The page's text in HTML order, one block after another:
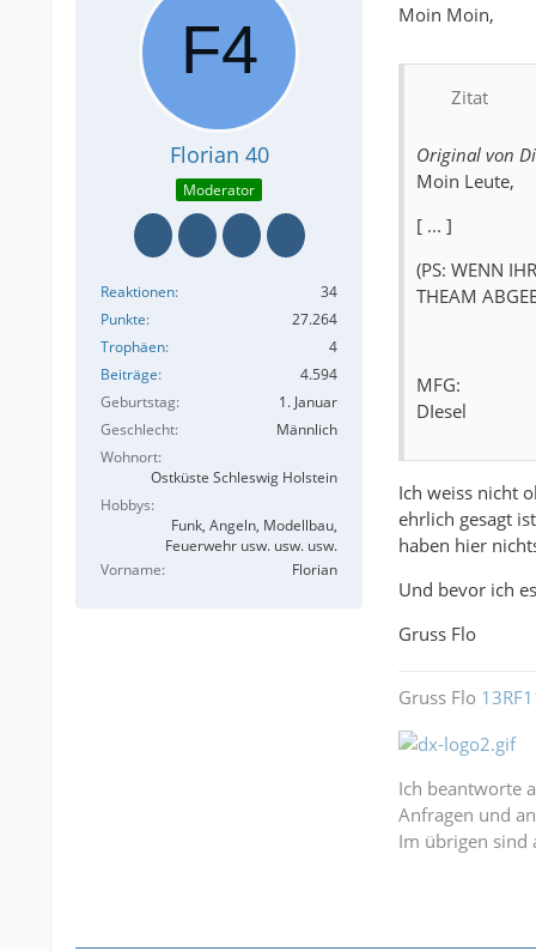
Florian 40
Moderator
Reaktionen
34
Punkte
27.264
Trophäen
4
Beiträge
4.594
Geburtstag
1. Januar
Geschlecht
Männlich
Wohnort
Ostküste Schleswig Holstein
Hobbys
Funk, Angeln, Modellbau,
Feuerwehr usw. usw. usw.
Vorname
Florian
Moin Moin,
Zitat
Original von
Moin Leute,
[ ... ]
(PS: WENN
THEAM
MFG:
DIesel
Ich weiss nicht
ehrlich gesagt
haben hier
Und bevor ich
Gruss Flo
Gruss Flo
Ich beantworte
Anfragen und
Im übrigen sind